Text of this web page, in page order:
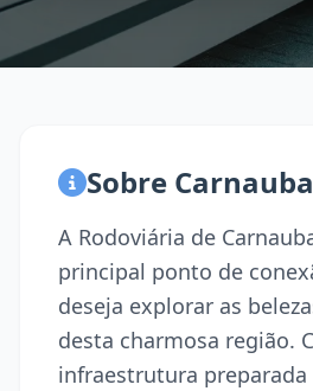
Sobre
A Rodoviária de
principal ponto de
deseja explorar as
desta charmosa região.
infraestrutura preparada